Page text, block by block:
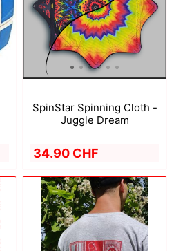
SpinStar Spinning Cloth -
Juggle Dream
34.90 CHF